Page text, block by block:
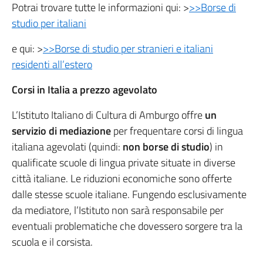
Potrai trovare tutte le informazioni qui: >>>Borse di
studio per italiani
e qui: >>>Borse di studio per stranieri e italiani
residenti all’estero
Corsi in Italia a prezzo agevolato
L’Istituto Italiano di Cultura di Amburgo offreun
servizio di mediazioneper frequentare corsi di lingua
italiana agevolati (quindi: non borse di studio) in
qualificate scuole di lingua private situate in diverse
città italiane. Le riduzioni economiche sono offerte
dalle stesse scuole italiane. Fungendo esclusivamente
da mediatore, l’Istituto non sarà responsabile per
eventuali problematiche che dovessero sorgere tra la
scuola e il corsista.